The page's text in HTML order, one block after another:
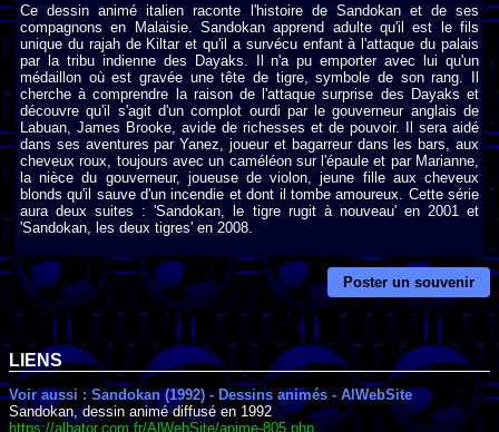
Ce dessin animé italien raconte l'histoire de Sandokan et de ses
compagnons en Malaisie. Sandokan apprend adulte qu'il est le fils
unique du rajah de Kiltar et qu'il a survécu enfant à l'attaque du palais
par la tribu indienne des Dayaks. Il n'a pu emporter avec lui qu'un
médaillon où est gravée une tête de tigre, symbole de son rang. Il
cherche à comprendre la raison de l'attaque surprise des Dayaks et
découvre qu'il s'agit d'un complot ourdi par le gouverneur anglais de
Labuan, James Brooke, avide de richesses et de pouvoir. Il sera aidé
dans ses aventures par Yanez, joueur et bagarreur dans les bars, aux
cheveux roux, toujours avec un caméléon sur l'épaule et par Marianne,
la nièce du gouverneur, joueuse de violon, jeune fille aux cheveux
blonds qu'il sauve d'un incendie et dont il tombe amoureux. Cette série
aura deux suites : 'Sandokan, le tigre rugit à nouveau' en 2001 et
'Sandokan, les deux tigres' en 2008.
Poster un souvenir
LIENS
Voir aussi : Sandokan (1992) - Dessins animés - AlWebSite
Sandokan, dessin animé diffusé en 1992
https://albator.com.fr/AlWebSite/anime-805.php